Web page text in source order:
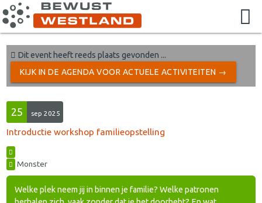
Dit event heeft reeds plaats gevonden ...
KIJK IN DE AGENDA VOOR ACTUELE ACTIVITEITEN →
25 sep 2025
Introductie workshop familieopstelling
Monster
Welke plek neem jij in binnen je familie? Welke patronen